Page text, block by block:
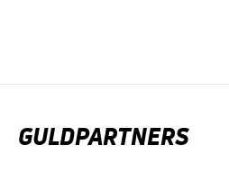
GULDPARTNERS